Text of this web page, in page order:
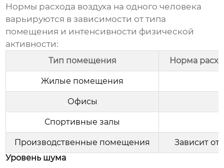
Нормы расхода воздуха на одного человека
варьируются в зависимости от типа
помещения и интенсивности физической
активности:
Тип помещения Норма
Жилые помещения
Офисы
Спортивные залы
Производственные помещения
Зависит от
Уровень шума